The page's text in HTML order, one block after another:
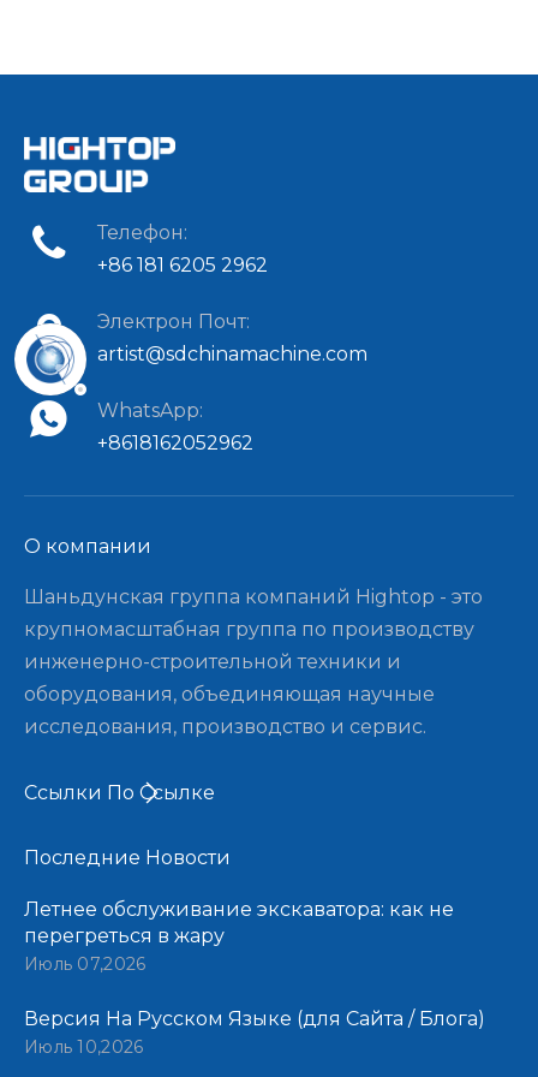
Телефон:
+86 181 6205 2962
Электрон Почт:
artist@sdchinamachine.com
WhatsApp:
+8618162052962
О компании​​​​​​​
Шаньдунская группа компаний Hightop - это
крупномасштабная группа по производству
инженерно-строительной техники и
оборудования, объединяющая научные
исследования, производство и сервис.
Ссылки По Ссылке
Последние Новости​​​​​​​
Летнее обслуживание экскаватора: как не
перегреться в жару
Июль 07,2026
Версия На Русском Языке (для Сайта / Блога)
Июль 10,2026